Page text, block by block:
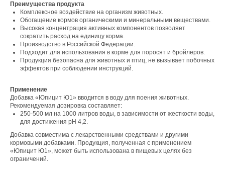
Преимущества продукта
Комплексное воздействие на организм животных.
Обогащение кормов органическими и минеральными веществами.
Высокая концентрация активных компонентов позволяет
сократить расход на единицу корма.
Производство в Российской Федерации.
Подходит для использования в корме для поросят и бройлеров.
Продукция безопасна для животных и птиц, не вызывает побочных
эффектов при соблюдении инструкций.
Применение
Добавка «Юпицит Ю1» вводится в воду для поения животных.
Рекомендуемая дозировка составляет:
250-500 мл на 1000 литров воды, в зависимости от жесткости воды,
для достижения рН 4,2.
Добавка совместима с лекарственными средствами и другими
кормовыми добавками. Продукция, полученная с применением
«Юпицит Ю1», может быть использована в пищевых целях без
ограничений.
Свяжитесь с нами
Контакты
г. Москва, вн. тер. г. муниципальный округ
Ломоносовский, ул. Академика Пилюгина, д.
12, к. 1, помещ. 3/1